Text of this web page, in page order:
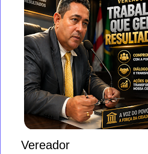
Vereador